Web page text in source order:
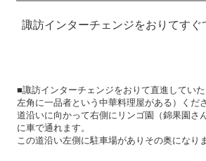
諏訪インターチェンジをおりてす
■諏訪インターチェンジをおりて直進してい
左角に一品者という中華料理屋がある）くだ
道沿いに向かって右側にリンゴ園（錦果園さ
に車で通れます。
この道沿い左側に駐車場がありその奥になり